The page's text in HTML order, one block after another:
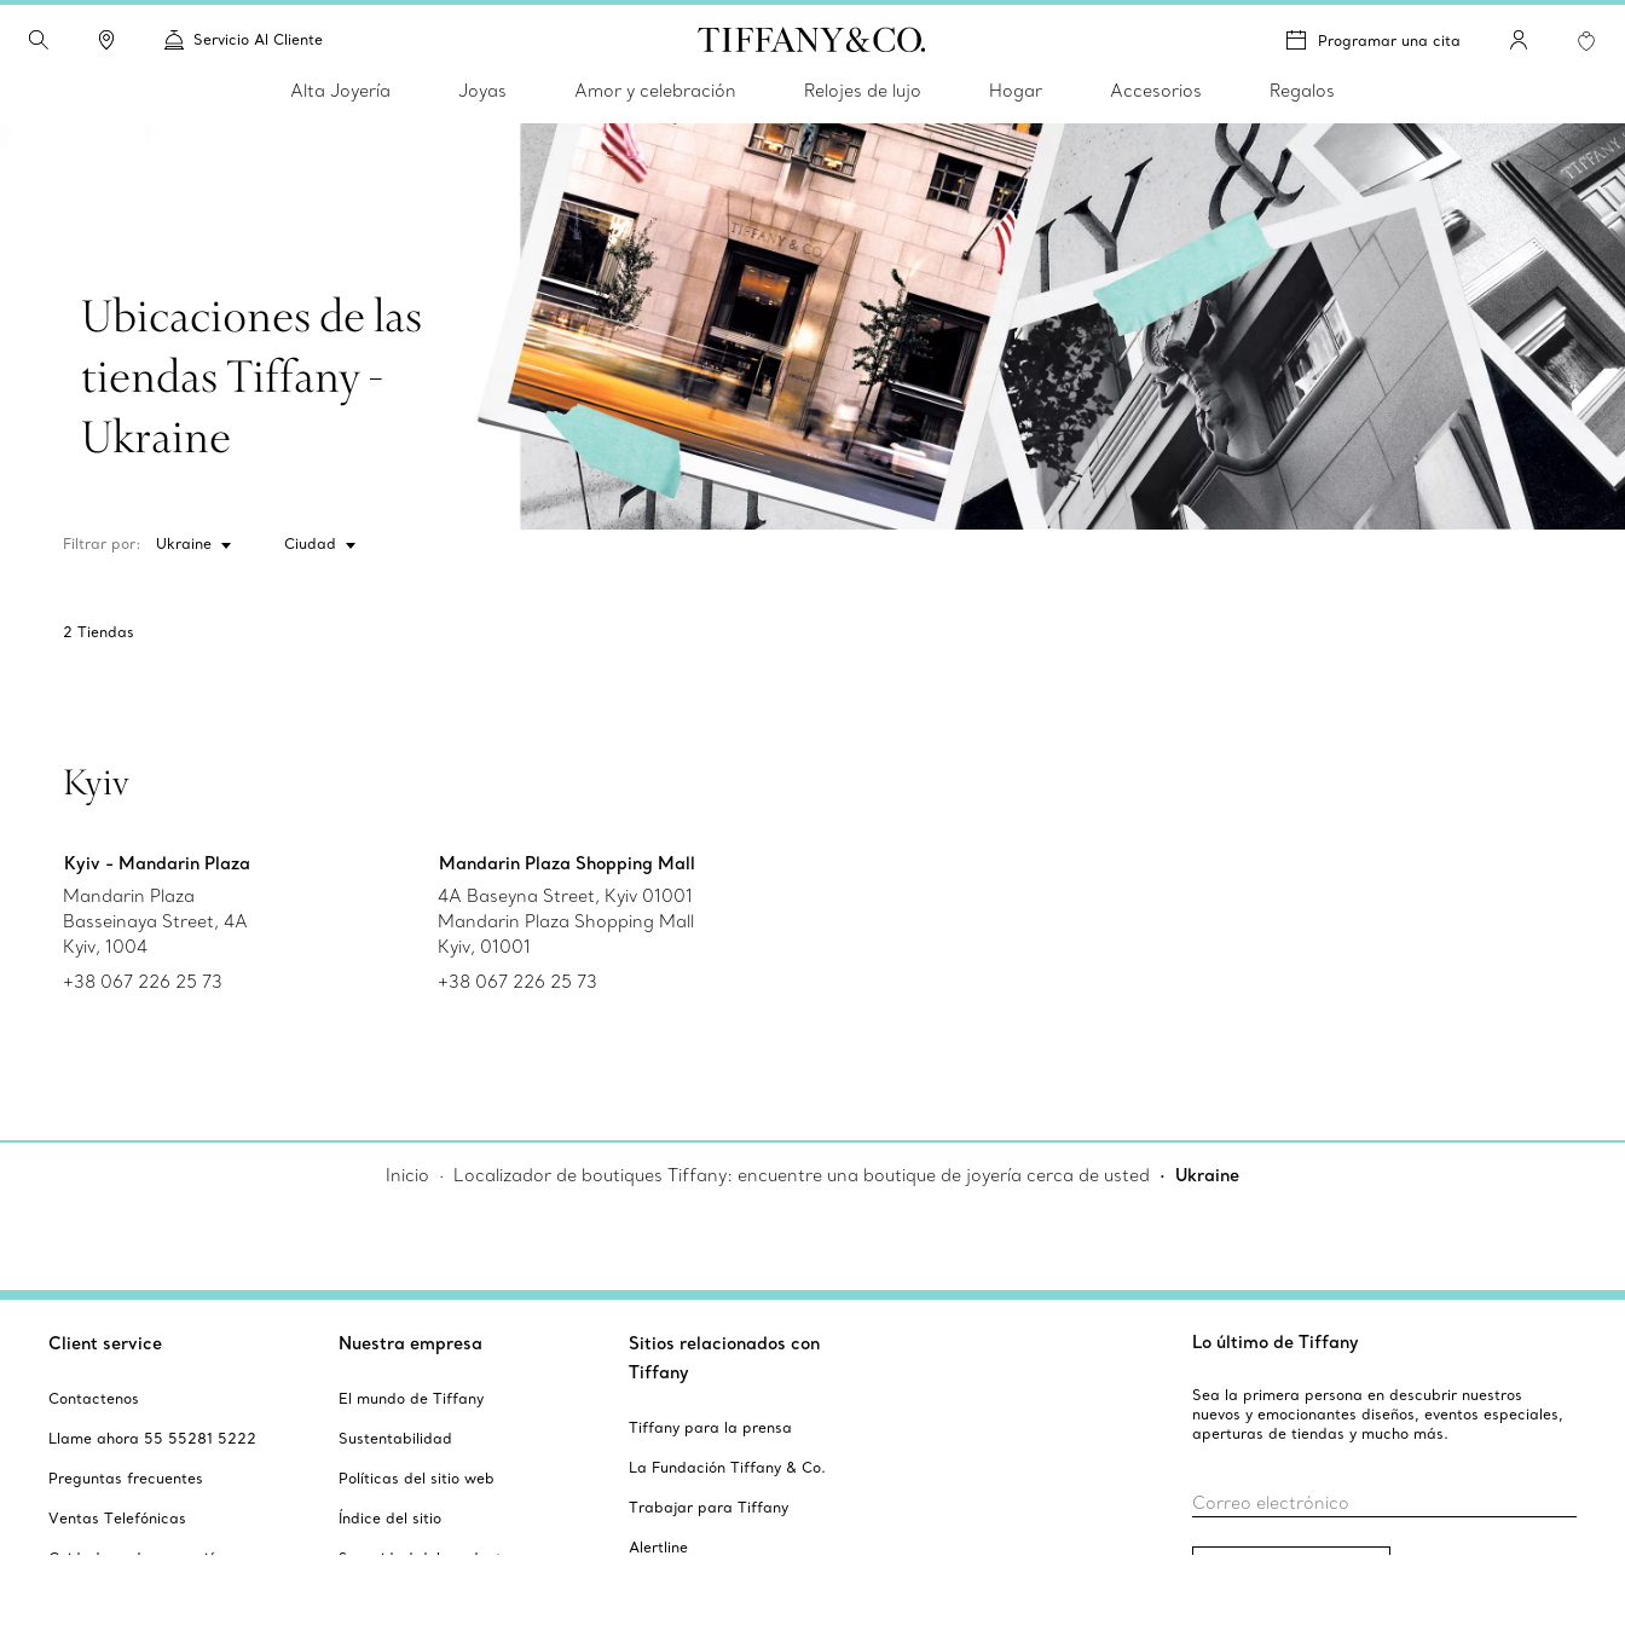
Servicio Al Cliente Programar una cita
Alta Joyería Joyas Amor y celebración Relojes de lujo Hogar Accesorios Regalos
Ubicaciones de las
tiendas Tiffany -
Ukraine
Filtrar por: Ukraine Ciudad
2 Tiendas
Kyiv
Kyiv - Mandarin Plaza
Mandarin Plaza
Basseinaya Street, 4A
Kyiv, 1004
+38 067 226 25 73
Mandarin Plaza Shopping Mall
4A Baseyna Street, Kyiv 01001
Mandarin Plaza Shopping Mall
Kyiv, 01001
+38 067 226 25 73
Inicio Localizador de boutiques Tiffany: encuentre una boutique de joyería cerca de usted Ukraine
Client service
Contactenos
Llame ahora 55 55281 5222
Preguntas frecuentes
Ventas Telefónicas
Cuidado and reparación
Nuestra empresa
El mundo de Tiffany
Sustentabilidad
Políticas del sitio web
Índice del sitio
Seguridad del producto
Sitios relacionados con
Tiffany
Tiffany para la prensa
La Fundación Tiffany & Co.
Trabajar para Tiffany
Alertline
Lo último de Tiffany
Sea la primera persona en descubrir nuestros
nuevos y emocionantes diseños, eventos especiales,
aperturas de tiendas y mucho más.
Correo electrónico